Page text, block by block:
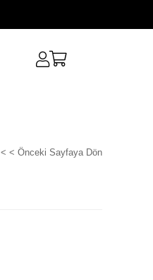
< < Önceki Sayfaya Dön